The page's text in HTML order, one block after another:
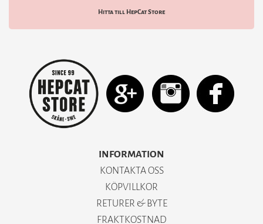
Hitta till HepCat Store
INFORMATION
KONTAKTA OSS
KÖPVILLKOR
RETURER & BYTE
FRAKTKOSTNAD